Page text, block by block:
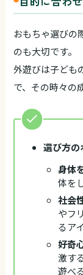
おもちゃ選びの
のも大切です。
外遊びは子ども
で、その時々の
選び方の
身体
体を
社会
やフ
るア
好奇
激す
遊べ